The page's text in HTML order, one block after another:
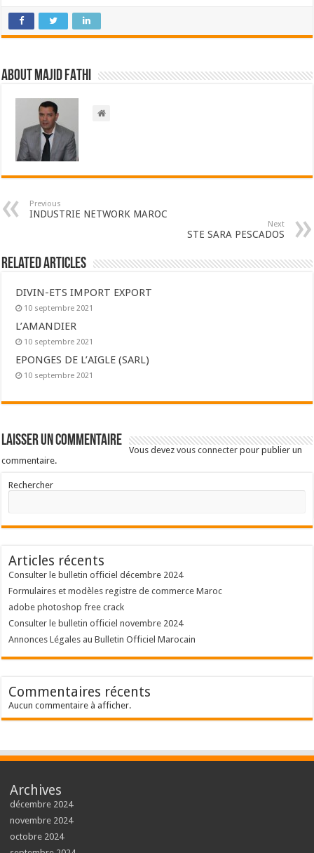
About Majid FATHI
Previous
INDUSTRIE NETWORK MAROC
Next
STE SARA PESCADOS
Related Articles
DIVIN-ETS IMPORT EXPORT
10 septembre 2021
L’AMANDIER
10 septembre 2021
EPONGES DE L’AIGLE (SARL)
10 septembre 2021
Laisser un commentaire
Vous devezvous connecter pour publier un
commentaire.
Rechercher
Articles récents
Consulter le bulletin officiel décembre 2024
Formulaires et modèles registre de commerce Maroc
adobe photoshop free crack
Consulter le bulletin officiel novembre 2024
Annonces Légales au Bulletin Officiel Marocain
Commentaires récents
Aucun commentaire à afficher.
Archives
décembre 2024
novembre 2024
octobre 2024